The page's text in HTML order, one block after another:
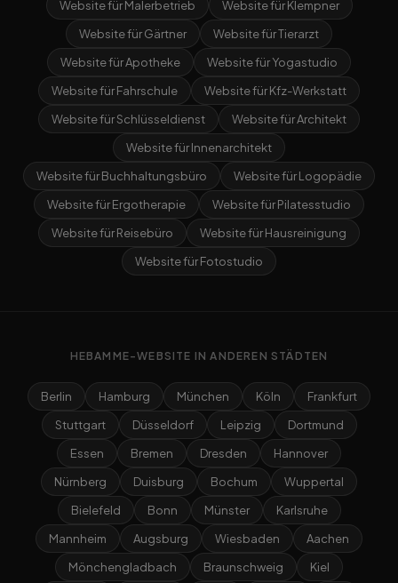
Website für Malerbetrieb
Website für Klempner
Website für Gärtner
Website für Tierarzt
Website für Apotheke
Website für Yogastudio
Website für Fahrschule
Website für Kfz-Werkstatt
Website für Schlüsseldienst
Website für Architekt
Website für Innenarchitekt
Website für Buchhaltungsbüro
Website für Logopädie
Website für Ergotherapie
Website für Pilatesstudio
Website für Reisebüro
Website für Hausreinigung
Website für Fotostudio
HEBAMME-WEBSITE IN ANDEREN STÄDTEN
Berlin Hamburg München Köln
Frankfurt
Stuttgart
Düsseldorf Leipzig
Dortmund
Essen
Bremen Dresden
Hannover
Nürnberg
Duisburg Bochum
Wuppertal
Bielefeld
Bonn Münster
Karlsruhe
Mannheim
Augsburg Wiesbaden
Aachen
Mönchengladbach
Braunschweig Kiel